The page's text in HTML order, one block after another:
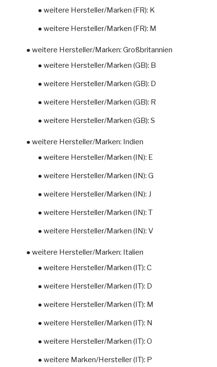
● weitere Hersteller/Marken (FR): K
● weitere Hersteller/Marken (FR): M
● weitere Hersteller/Marken: Großbritannien
● weitere Hersteller/Marken (GB): B
● weitere Hersteller/Marken (GB): D
● weitere Hersteller/Marken (GB): R
● weitere Hersteller/Marken (GB): S
● weitere Hersteller/Marken: Indien
● weitere Hersteller/Marken (IN): E
● weitere Hersteller/Marken (IN): G
● weitere Hersteller/Marken (IN): J
● weitere Hersteller/Marken (IN): T
● weitere Hersteller/Marken (IN): V
● weitere Hersteller/Marken: Italien
● weitere Hersteller/Marken (IT): C
● weitere Hersteller/Marken (IT): D
● weitere Hersteller/Marken (IT): M
● weitere Hersteller/Marken (IT): N
● weitere Hersteller/Marken (IT): O
● weitere Marken/Hersteller (IT): P